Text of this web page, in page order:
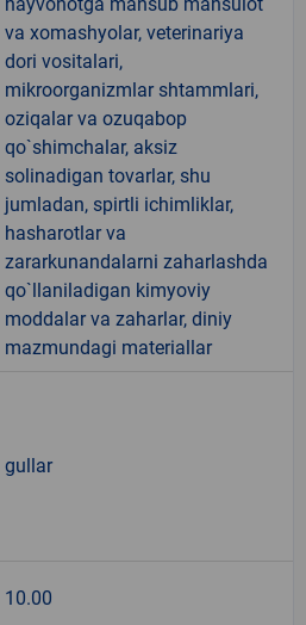
va xomashyolar, veterinariya
dori vositalari,
mikroorganizmlar shtammlari,
oziqalar va ozuqabop
qo`shimchalar, aksiz
solinadigan tovarlar, shu
jumladan, spirtli ichimliklar,
hasharotlar va
zararkunandalarni zaharlashda
qo`llaniladigan kimyoviy
moddalar va zaharlar, diniy
mazmundagi materiallar
gullar
10.00